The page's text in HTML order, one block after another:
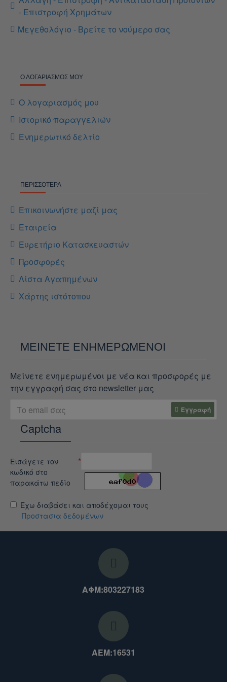
- Επιστροφή Χρημάτων
Μεγεθολόγιο - Βρείτε το νούμερο σας
Ο ΛΟΓΑΡΙΑΣΜΌΣ ΜΟΥ
Ο λογαριασμός μου
Ιστορικό παραγγελιών
Ενημερωτικό δελτίο
ΠΕΡΙΣΣΌΤΕΡΑ
Επικοινωνήστε μαζί μας
Εταιρεία
Ευρετήριο Κατασκευαστών
Προσφορές
Λίστα Αγαπημένων
Χάρτης ιστότοπου
ΜΕΊΝΕΤΕ ΕΝΗΜΕΡΩΜΈΝΟΙ
Μείνετε ενημερωμένοι με νέα και προσφορές με
την εγγραφή σας στο newsletter μας
Εγγραφή
Captcha
Εισάγετε τον
κωδικό στο
παρακάτω πεδίο
Έχω διαβάσει και αποδέχομαι τους
Προστασια δεδομένων
ΑΦΜ:803227183
ΑΕΜ:16531